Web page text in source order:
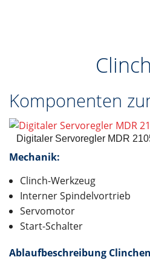
Komponenten
Digitaler Servoregler MDR
Mechanik:
Clinch-Werkzeug
Interner Spindelvortrieb
Servomotor
Start-Schalter
Ablaufbeschreibung